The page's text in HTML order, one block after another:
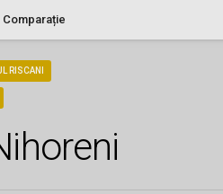
Comparație
RISCANI